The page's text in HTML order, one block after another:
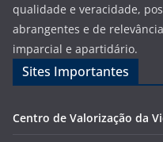
qualidade e veracidade,
abrangentes e de
imparcial e apartidário.
Sites Importantes
Centro de Valorização da